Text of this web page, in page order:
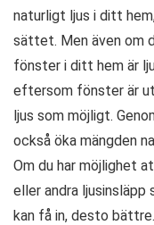
naturligt ljus i ditt
sättet. Men även om
fönster i ditt hem är
eftersom fönster är
ljus som möjligt.
också öka mängden
Om du har möjlighet
eller andra ljusinsläpp
kan få in, desto